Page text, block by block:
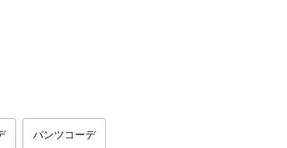
パンツコーデ